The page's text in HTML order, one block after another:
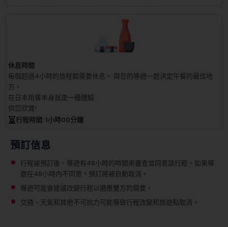
休息時間
每個超過4小時的旅程都需要休息。 與您的導遊一起決定午餐的最佳地
方。
在日本用餐本身就是一種體驗
供您欣賞!
行程時間: 1小時00分鐘
預訂信息
行程被預訂後，導遊有48小時的時間來審查並同意該行程。如果導
遊在48小時內不同意，預訂將被自動取消。
導遊可能會建議改變行程以適應雙方的需要。
交通、天氣和其他不可抗力可能導致行程改變和旅遊點取消。